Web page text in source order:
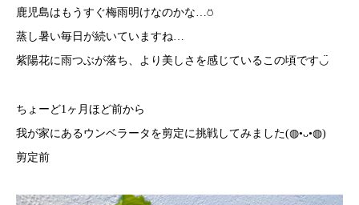
鹿児島はもうすぐ梅雨明けなのかな…⍥
蒸し暑い毎日が続いていますね…
紫陽花に雨つぶが落ち、より美しさを感じているこの頃です◡̈
ちょーど1ヶ月ほど前から
我が家にあるウンベラータを剪定に挑戦してみました(◍•ᴗ•◍)ゝ
剪定前